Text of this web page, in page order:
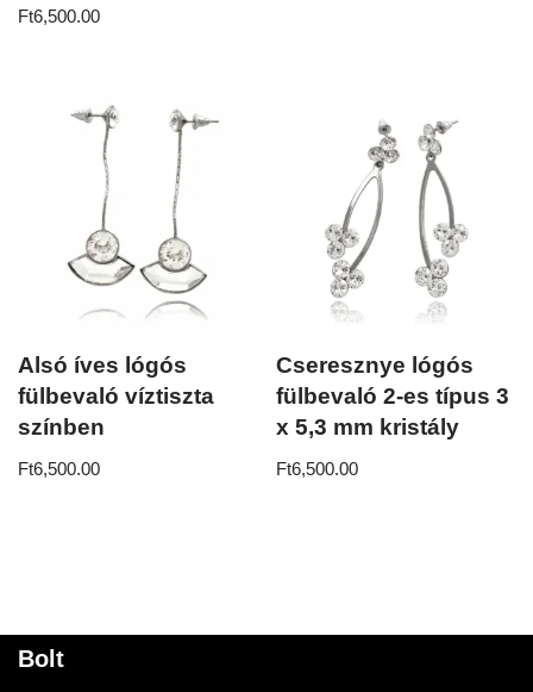
Értékelés:
5.00
Ft6,500.00
Alsó íves lógós
fülbevaló víztiszta
színben
Ft6,500.00
Cseresznye lógós
fülbevaló 2-es típus 3
x 5,3 mm kristály
Ft6,500.00
Bolt